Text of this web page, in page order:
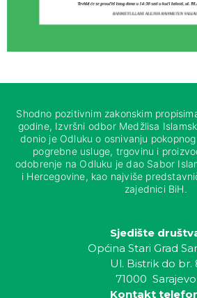
Shodno pozitivnim zakonskim
godine, Izvršni odbor Medžlisa
donio je Odluku o osnivanju
pogrebne usluge, trgovinu i
odobrenje na Odluku je dao Sabor
i Hercegovine, kao najviše
zajednici BiH.
Sjedište
Općina Stari Grad
Ul. Bistrik do br.
71000 Sarajevo
Kontakt